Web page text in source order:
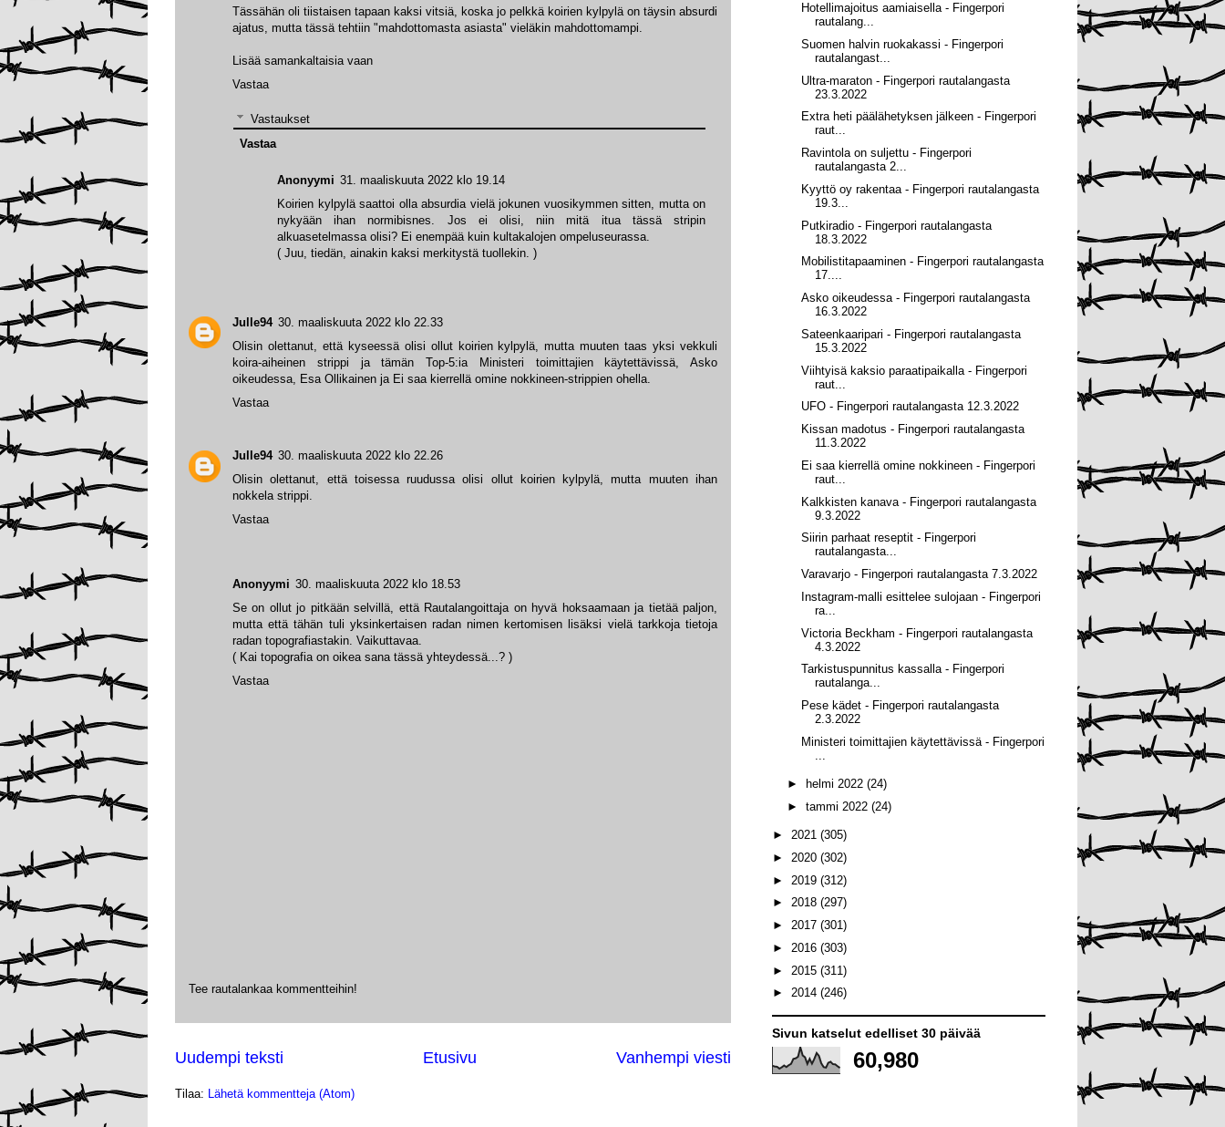
Anonyymi 30. maaliskuuta 2022 klo 18.53
Se on ollut jo pitkään selvillä, että Rautalangoittaja on hyvä hoksaamaan ja tietää paljon,
mutta että tähän tuli yksinkertaisen radan nimen kertomisen lisäksi vielä tarkkoja tietoja
radan topografiastakin. Vaikuttavaa.
( Kai topografia on oikea sana tässä yhteydessä...? )
Vastaa
Julle94 30. maaliskuuta 2022 klo 22.26
Olisin olettanut, että toisessa ruudussa olisi ollut koirien kylpylä, mutta muuten ihan
nokkela strippi.
Vastaa
Julle94 30. maaliskuuta 2022 klo 22.33
Olisin olettanut, että kyseessä olisi ollut koirien kylpylä, mutta muuten taas yksi vekkuli
koira-aiheinen strippi ja tämän Top-5:ia Ministeri toimittajien käytettävissä, Asko
oikeudessa, Esa Ollikainen ja Ei saa kierrellä omine nokkineen-strippien ohella.
Vastaa
Tässähän oli tiistaisen tapaan kaksi vitsiä, koska jo pelkkä koirien kylpylä on täysin absurdi
ajatus, mutta tässä tehtiin "mahdottomasta asiasta" vieläkin mahdottomampi.
Lisää samankaltaisia vaan
Vastaa
Vastaukset
Anonyymi 31. maaliskuuta 2022 klo 19.14
Koirien kylpylä saattoi olla absurdia vielä jokunen vuosikymmen sitten, mutta on
nykyään ihan normibisnes. Jos ei olisi, niin mitä itua tässä stripin
alkuasetelmassa olisi? Ei enempää kuin kultakalojen ompeluseurassa.
( Juu, tiedän, ainakin kaksi merkitystä tuollekin. )
Vastaa
Tee rautalankaa kommentteihin!
Uudempi teksti Vanhempi viesti
Etusivu
Tilaa: Lähetä kommentteja (Atom)
Hotellimajoitus aamiaisella - Fingerpori
rautalang...
Suomen halvin ruokakassi - Fingerpori
rautalangast...
Ultra-maraton - Fingerpori rautalangasta
23.3.2022
Extra heti päälähetyksen jälkeen - Fingerpori
raut...
Ravintola on suljettu - Fingerpori
rautalangasta 2...
Kyyttö oy rakentaa - Fingerpori rautalangasta
19.3...
Putkiradio - Fingerpori rautalangasta
18.3.2022
Mobilistitapaaminen - Fingerpori rautalangasta
17....
Asko oikeudessa - Fingerpori rautalangasta
16.3.2022
Sateenkaaripari - Fingerpori rautalangasta
15.3.2022
Viihtyisä kaksio paraatipaikalla - Fingerpori
raut...
UFO - Fingerpori rautalangasta 12.3.2022
Kissan madotus - Fingerpori rautalangasta
11.3.2022
Ei saa kierrellä omine nokkineen - Fingerpori
raut...
Kalkkisten kanava - Fingerpori rautalangasta
9.3.2022
Siirin parhaat reseptit - Fingerpori
rautalangasta...
Varavarjo - Fingerpori rautalangasta 7.3.2022
Instagram-malli esittelee sulojaan - Fingerpori
ra...
Victoria Beckham - Fingerpori rautalangasta
4.3.2022
Tarkistuspunnitus kassalla - Fingerpori
rautalanga...
Pese kädet - Fingerpori rautalangasta
2.3.2022
Ministeri toimittajien käytettävissä - Fingerpori
► helmi 2022 (24)
► tammi 2022 (24)
► 2021 (305)
► 2020 (302)
► 2019 (312)
► 2018 (297)
► 2017 (301)
► 2016 (303)
► 2015 (311)
► 2014 (246)
Sivun katselut edelliset 30 päivää
60,980